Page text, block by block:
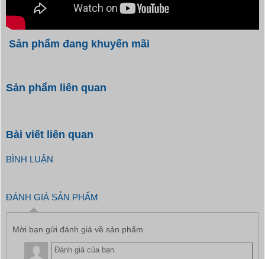
Sản phẩm đang khuyến mãi
Sản phẩm liên quan
Bài viết liên quan
BÌNH LUẬN
ĐÁNH GIÁ SẢN PHẨM
Mời bạn gửi đánh giá về sản phẩm